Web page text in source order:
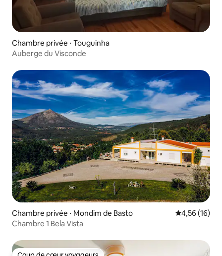
Chambre privée ⋅ Touguinha
Auberge du Visconde
Chambre privée ⋅ Mondim de Basto Évaluation
4,56 (16)
Chambre 1 Bela Vista